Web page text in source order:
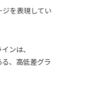
を表現してい
ンは、
、高低差グラ